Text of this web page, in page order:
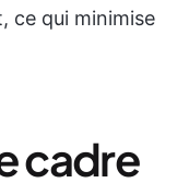
ce qui minimise
cadre